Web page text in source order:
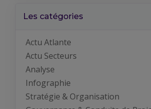
Les catégories
Actu Atlante
Actu Secteurs
Analyse
Infographie
Stratégie & Organisation